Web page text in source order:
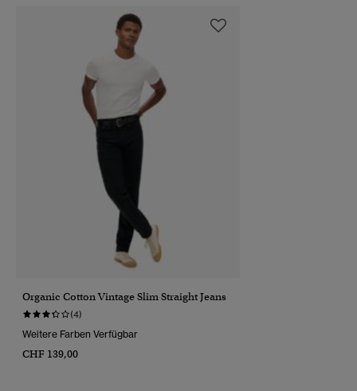
Organic Cotton Vintage Slim Straight Jeans
(4)
Weitere Farben Verfügbar
CHF 139,00